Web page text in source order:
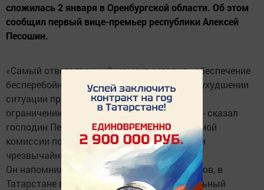
сложилась 2 января в Оренбургской области. Об этом
сообщил первый вице-премьер республики Алексей
Песошин.
«Самый ответственный момент сегодня - обеспечение
бесперебойного движения транспорта, при ухудшении
ситуации придется принимать меры по его
ограничению или прекращению движения», - сказал
господин Песошин на заседании региональной
комиссии по предупреждению и ликвидации
чрезвычайных ситуаций.
Он напомнил, что, по прогнозам метеорологов, в
Татарстане в ближайшие дни возможен сильный